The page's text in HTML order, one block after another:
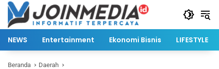
Langsung
konten
NEWS Entertainment Ekonomi Bisnis LIFESTYLE
Beranda Daerah